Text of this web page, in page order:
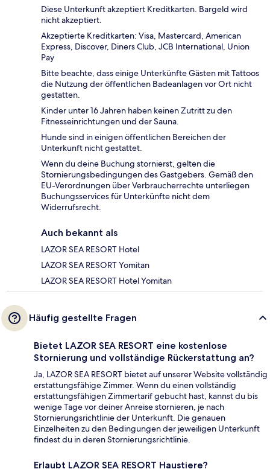
Diese Unterkunft akzeptiert Kreditkarten. Bargeld wird
nicht akzeptiert.
Akzeptierte Kreditkarten: Visa, Mastercard, American
Express, Discover, Diners Club, JCB International, Union
Pay
Bitte beachte, dass einige Unterkünfte Gästen mit Tattoos
die Nutzung der öffentlichen Badeanlagen vor Ort nicht
gestatten.
Kinder unter 16 Jahren haben keinen Zutritt zu den
Fitnesseinrichtungen und der Sauna.
Hunde sind in einigen öffentlichen Bereichen der
Unterkunft nicht gestattet.
Wenn du deine Buchung stornierst, gelten die
Stornierungsbedingungen des Gastgebers. Gemäß den
EU-Verordnungen über Verbraucherrechte unterliegen
Buchungsservices für Unterkünfte nicht dem
Widerrufsrecht.
Auch bekannt als
LAZOR SEA RESORT Hotel
LAZOR SEA RESORT Yomitan
LAZOR SEA RESORT Hotel Yomitan
Häufig gestellte Fragen
Bietet LAZOR SEA RESORT eine kostenlose
Stornierung und vollständige Rückerstattung an?
Ja, LAZOR SEA RESORT bietet auf unserer Website vollständig
erstattungsfähige Zimmer. Wenn du einen vollständig
erstattungsfähigen Zimmertarif gebucht hast, kannst du bis
wenige Tage vor deiner Anreise stornieren, je nach
Stornierungsrichtlinie der Unterkunft. Die genauen
Einzelheiten zu den Bedingungen der jeweiligen Unterkunft
findest du in deren Stornierungsrichtlinie.
Erlaubt LAZOR SEA RESORT Haustiere?